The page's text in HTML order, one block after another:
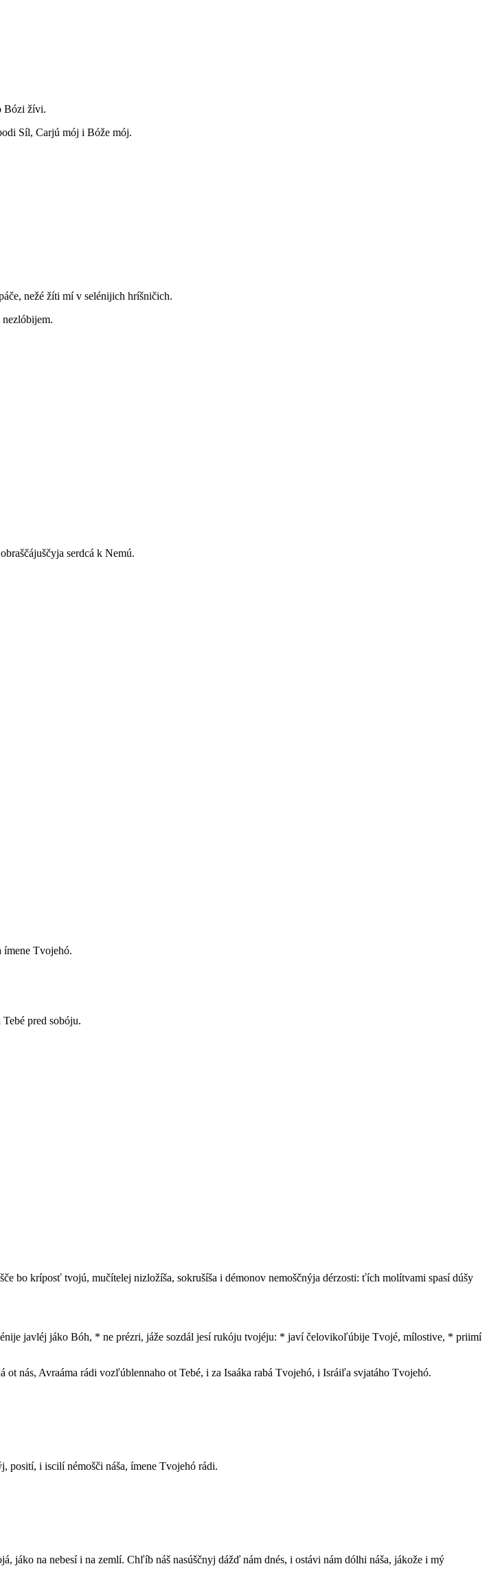
Bózi žívi.
Síl, Carjú mój i Bóže mój.
nežé žíti mí v selénijich hríšničich.
serdcá k Nemú.
Tvojehó.
pred sobóju.
bo kríposť tvojú, mučítelej nizložíša, sokrušíša i démonov nemoščnýja dérzosti: ťích molítvami spasí dúšy
javléj jáko Bóh, * ne prézri, jáže sozdál jesí rukóju tvojéju: * javí čelovikoľúbije Tvojé, mílostive, * priimí
nás, Avraáma rádi vozľúblennaho ot Tebé, i za Isaáka rabá Tvojehó, i Isráiľa svjatáho Tvojehó.
posití, i iscilí némošči náša, ímene Tvojehó rádi.
jáko na nebesí i na zemlí. Chľíb náš nasúščnyj dážď nám dnés, i ostávi nám dólhi náša, jákože i mý